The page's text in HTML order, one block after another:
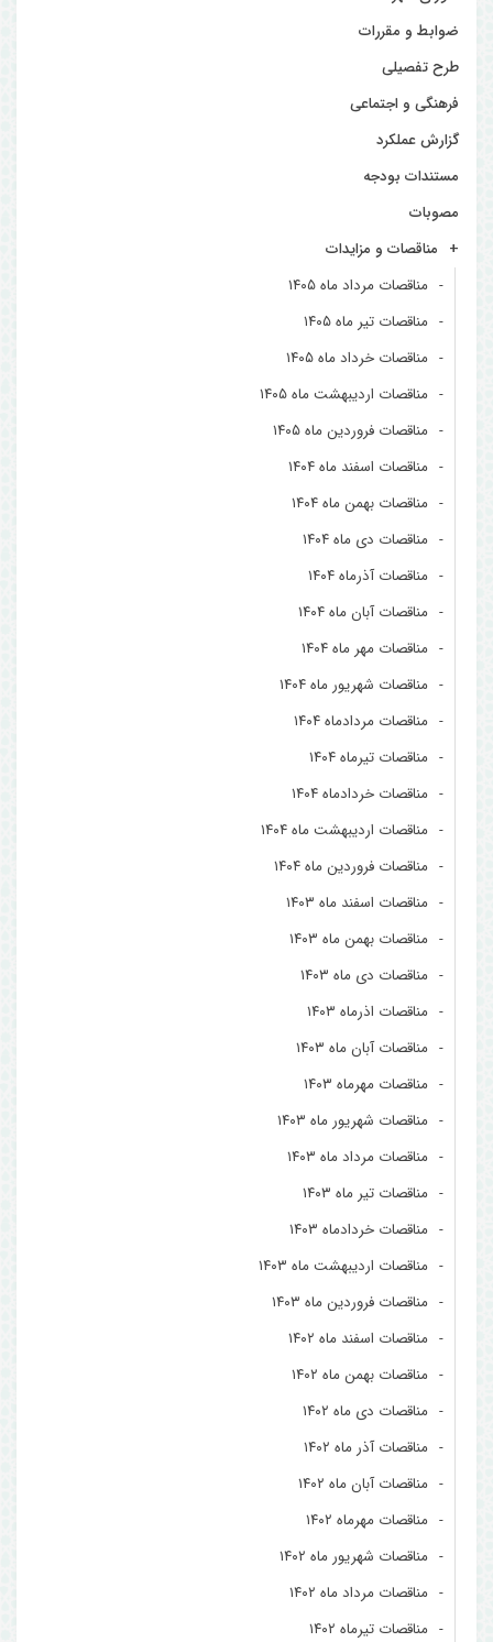
ضوابط و مقررات
طرح تفصیلی
فرهنگی و اجتماعی
گزارش عملکرد
مستندات بودجه
مصوبات
مناقصات و مزایدات
مناقصات مرداد ماه ۱۴۰۵
مناقصات تیر ماه ۱۴۰۵
مناقصات خرداد ماه ۱۴۰۵
مناقصات اردیبهشت ماه ۱۴۰۵
مناقصات فروردین ماه ۱۴۰۵
مناقصات اسفند ماه ۱۴۰۴
مناقصات بهمن ماه ۱۴۰۴
مناقصات دی ماه ۱۴۰۴
مناقصات آذرماه ۱۴۰۴
مناقصات آبان ماه ۱۴۰۴
مناقصات مهر ماه ۱۴۰۴
مناقصات شهریور ماه ۱۴۰۴
مناقصات مردادماه ۱۴۰۴
مناقصات تیرماه ۱۴۰۴
مناقصات خردادماه ۱۴۰۴
مناقصات اردیبهشت ماه ۱۴۰۴
مناقصات فروردین ماه ۱۴۰۴
مناقصات اسفند ماه ۱۴۰۳
مناقصات بهمن ماه ۱۴۰۳
مناقصات دی ماه ۱۴۰۳
مناقصات اذرماه ۱۴۰۳
مناقصات آبان ماه ۱۴۰۳
مناقصات مهرماه ۱۴۰۳
مناقصات شهریور ماه ۱۴۰۳
مناقصات مرداد ماه ۱۴۰۳
مناقصات تیر ماه ۱۴۰۳
مناقصات خردادماه ۱۴۰۳
مناقصات اردیبهشت ماه ۱۴۰۳
مناقصات فروردین ماه ۱۴۰۳
مناقصات اسفند ماه ۱۴۰۲
مناقصات بهمن ماه ۱۴۰۲
مناقصات دی ماه ۱۴۰۲
مناقصات آذر ماه ۱۴۰۲
مناقصات آبان ماه ۱۴۰۲
مناقصات مهرماه ۱۴۰۲
مناقصات شهریور ماه ۱۴۰۲
مناقصات مرداد ماه ۱۴۰۲
مناقصات تیرماه ۱۴۰۲